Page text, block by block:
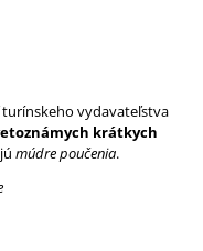
vydavateľstva
krátkych
múdre poučenia.